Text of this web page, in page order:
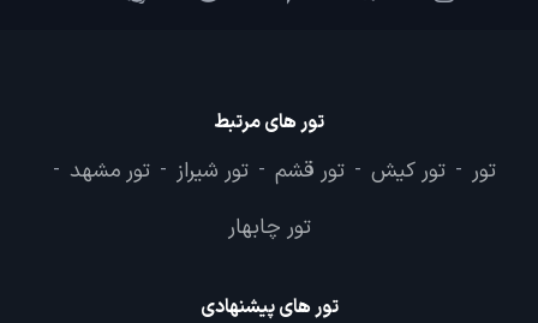
تور های مرتبط
تور - تور کیش - تور قشم - تور شیراز - تور مشهد -
تور چابهار
تور های پیشنهادی